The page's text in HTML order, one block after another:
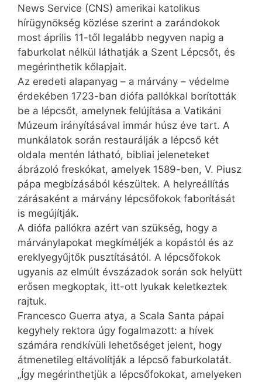
News Service (CNS) amerikai katolikus
hírügynökség közlése szerint a zarándokok
most április 11-től legalább negyven napig a
faburkolat nélkül láthatják a Szent Lépcsőt, és
megérinthetik kőlapjait.
Az eredeti alapanyag – a márvány – védelme
érdekében 1723-ban diófa pallókkal borították
be a lépcsőt, amelynek felújítása a Vatikáni
Múzeum irányításával immár húsz éve tart. A
munkálatok során restaurálják a lépcső két
oldala mentén látható, bibliai jeleneteket
ábrázoló freskókat, amelyek 1589-ben, V. Piusz
pápa megbízásából készültek. A helyreállítás
zárásaként a márvány lépcsőfokok faborítását
is megújítják.
A diófa pallókra azért van szükség, hogy a
márványlapokat megkíméljék a kopástól és az
ereklyegyűjtők pusztításától. A lépcsőfokok
ugyanis az elmúlt évszázadok során sok helyütt
erősen megkoptak, itt-ott lyukak keletkeztek
rajtuk.
Francesco Guerra atya, a Scala Santa pápai
kegyhely rektora úgy fogalmazott: a hívek
számára rendkívüli lehetőséget jelent, hogy
átmenetileg eltávolítják a lépcső faburkolatát.
„Így megérinthetjük a lépcsőfokokat, amelyeken